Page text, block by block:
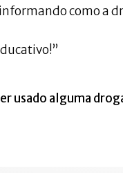
como a
usado alguma